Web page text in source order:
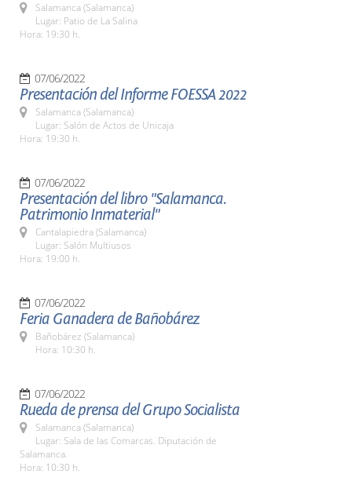
Salamanca (Salamanca)
Lugar: Patio de La Salina
Hora: 19:30 h.
07/06/2022
Presentación del Informe FOESSA 2022
Salamanca (Salamanca)
Lugar: Salón de Actos de Unicaja
Hora: 19:30 h.
07/06/2022
Presentación del libro "Salamanca.
Patrimonio Inmaterial"
Cantalapiedra (Salamanca)
Lugar: Salón Multiusos
Hora: 19:00 h.
07/06/2022
Feria Ganadera de Bañobárez
Bañobárez (Salamanca)
Hora: 10:30 h.
07/06/2022
Rueda de prensa del Grupo Socialista
Salamanca (Salamanca)
Lugar: Sala de las Comarcas. Diputación de
Salamanca.
Hora: 10:30 h.